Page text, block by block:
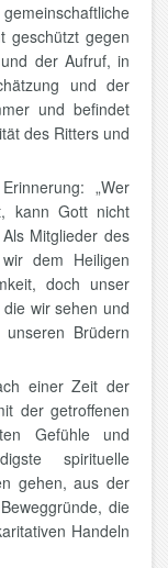
geschützt gegen
der Aufruf, in
und der
und befindet
des Ritters und
„Wer
kann Gott nicht
Mitglieder des
dem Heiligen
doch unser
wir sehen und
Brüdern
einer Zeit der
der getroffenen
Gefühle und
spirituelle
gehen, aus der
die
Handeln